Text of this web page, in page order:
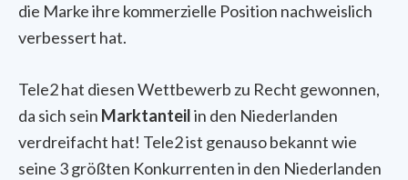
die Marke ihre kommerzielle Position nachweislich
verbessert hat.
Tele2 hat diesen Wettbewerb zu Recht gewonnen,
da sich sein Marktanteilin den Niederlanden
verdreifacht hat! Tele2 ist genauso bekannt wie
seine 3 größten Konkurrenten in den Niederlanden